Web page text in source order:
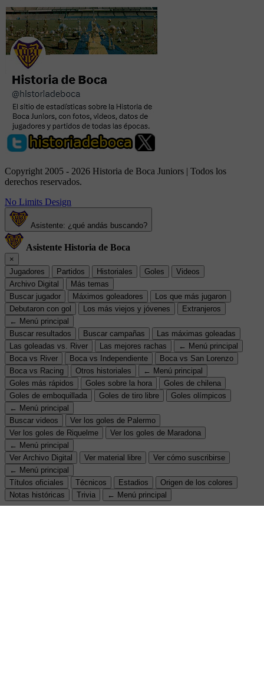
Copyright 2005 - 2026 Historia de Boca Juniors | Todos los
derechos reservados.
No Limits Design
Asistente: ¿qué andás buscando?
Asistente Historia de Boca
×
Jugadores
Partidos Historiales Goles
Videos
Archivo Digital
Más temas
Buscar jugador
Máximos goleadores
Los que más jugaron
Debutaron con gol
Los más viejos y jóvenes
Extranjeros
← Menú principal
Buscar resultados
Buscar campañas
Las máximas goleadas
Las goleadas vs. River
Las mejores rachas
← Menú principal
Boca vs River
Boca vs Independiente
Boca vs San Lorenzo
Boca vs Racing
Otros historiales
← Menú principal
Goles más rápidos
Goles sobre la hora
Goles de chilena
Goles de emboquillada
Goles de tiro libre
Goles olímpicos
← Menú principal
Buscar videos
Ver los goles de Palermo
Ver los goles de Riquelme
Ver los goles de Maradona
← Menú principal
Ver Archivo Digital
Ver material libre
Ver cómo suscribirse
← Menú principal
Títulos oficiales
Técnicos Estadios
Origen de los colores
Notas históricas
Trivia ← Menú principal